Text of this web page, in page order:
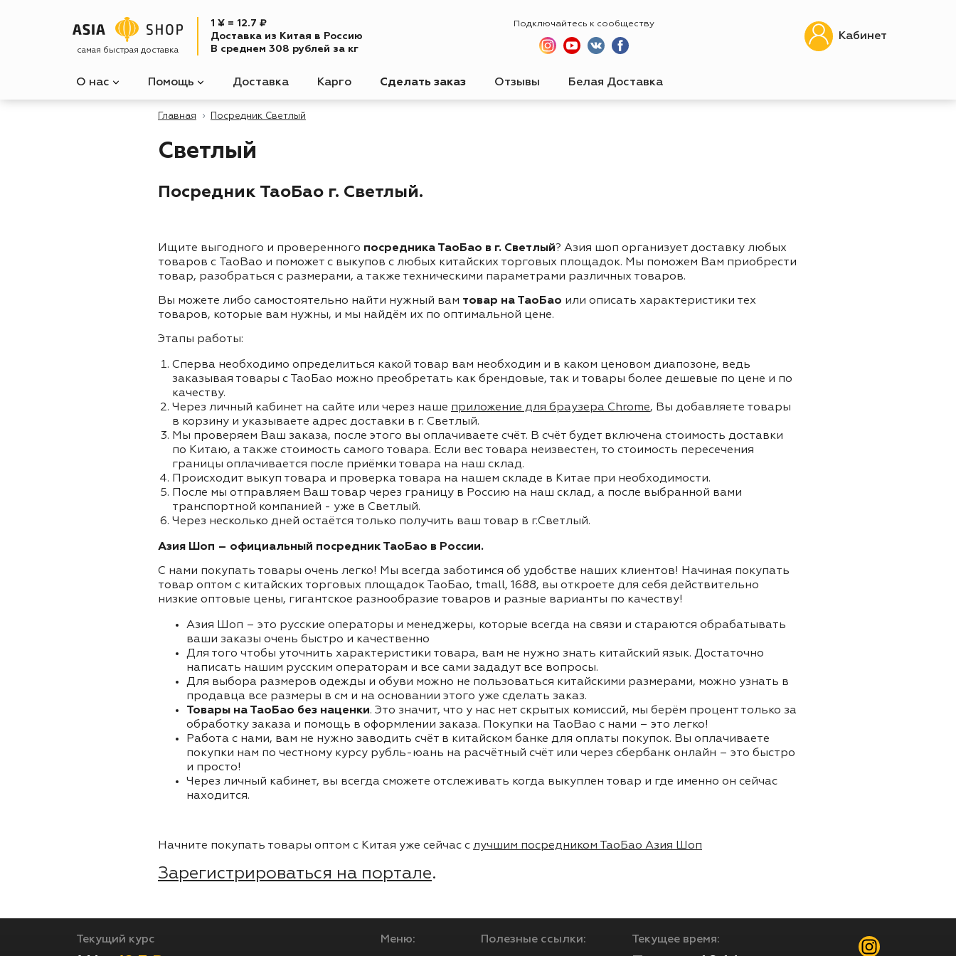
самая быстрая доставка
1 ¥ = 12.7 ₽
Доставка из Китая в Россию
В среднем 308 рублей за кг
Подключайтесь к сообществу
Кабинет
О нас Помощь Доставка Карго Сделать заказ Отзывы Белая Доставка
Главная Посредник Светлый
Светлый
Посредник ТаоБао г. Светлый.
Ищите выгодного и проверенного посредника ТаоБао в г. Светлый? Азия шоп организует доставку любых
товаров с TaoBao и поможет с выкупов с любых китайских торговых площадок. Мы поможем Вам приобрести
товар, разобраться с размерами, а также техническими параметрами различных товаров.
Вы можете либо самостоятельно найти нужный вам товар на ТаоБао или описать характеристики тех
товаров, которые вам нужны, и мы найдём их по оптимальной цене.
Этапы работы:
Сперва необходимо определиться какой товар вам необходим и в каком ценовом диапозоне, ведь
заказывая товары с ТаоБао можно преобретать как брендовые, так и товары более дешевые по цене и по
качеству.
Через личный кабинет на сайте или через наше приложение для браузера Chrome, Вы добавляете товары
в корзину и указываете адрес доставки в г. Светлый.
Мы проверяем Ваш заказа, после этого вы оплачиваете счёт. В счёт будет включена стоимость доставки
по Китаю, а также стоимость самого товара. Если вес товара неизвестен, то стоимость пересечения
границы оплачивается после приёмки товара на наш склад.
Происходит выкуп товара и проверка товара на нашем складе в Китае при необходимости.
После мы отправляем Ваш товар через границу в Россию на наш склад, а после выбранной вами
транспортной компанией - уже в Светлый.
Через несколько дней остаётся только получить ваш товар в г.Светлый.
Азия Шоп – официальный посредник ТаоБао в России.
С нами покупать товары очень легко! Мы всегда заботимся об удобстве наших клиентов! Начиная покупать
товар оптом с китайских торговых площадок ТаоБао, tmall, 1688, вы откроете для себя действительно
низкие оптовые цены, гигантское разнообразие товаров и разные варианты по качеству!
Азия Шоп – это русские операторы и менеджеры, которые всегда на связи и стараются обрабатывать
ваши заказы очень быстро и качественно
Для того чтобы уточнить характеристики товара, вам не нужно знать китайский язык. Достаточно
написать нашим русским операторам и все сами зададут все вопросы.
Для выбора размеров одежды и обуви можно не пользоваться китайскими размерами, можно узнать в
продавца все размеры в см и на основании этого уже сделать заказ.
Товары на ТаоБао без наценки. Это значит, что у нас нет скрытых комиссий, мы берём процент только за
обработку заказа и помощь в оформлении заказа. Покупки на TaoBao с нами – это легко!
Работа с нами, вам не нужно заводить счёт в китайском банке для оплаты покупок. Вы оплачиваете
покупки нам по честному курсу рубль-юань на расчётный счёт или через сбербанк онлайн – это быстро
и просто!
Через личный кабинет, вы всегда сможете отслеживать когда выкуплен товар и где именно он сейчас
находится.
Начните покупать товары оптом с Китая уже сейчас с лучшим посредником ТаоБао Азия Шоп
Зарегистрироваться на портале.
Текущий курс Меню: Полезные ссылки: Текущее время: